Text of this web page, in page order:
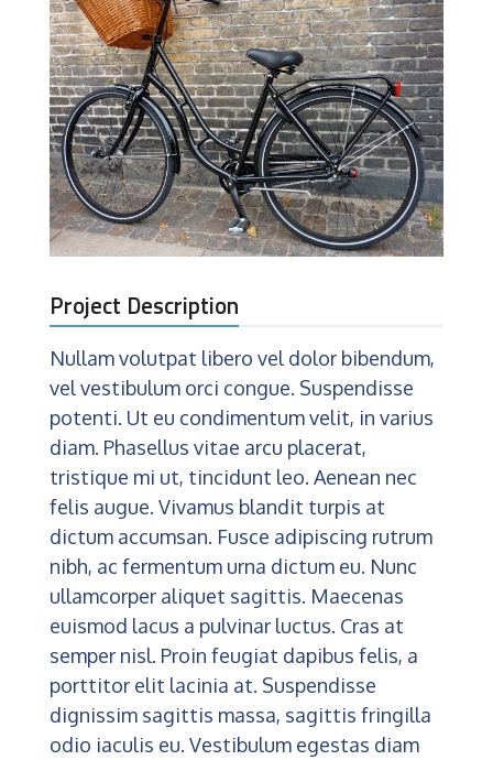
Project Description
Nullam volutpat libero vel dolor bibendum,
vel vestibulum orci congue. Suspendisse
potenti. Ut eu condimentum velit, in varius
diam. Phasellus vitae arcu placerat,
tristique mi ut, tincidunt leo. Aenean nec
felis augue. Vivamus blandit turpis at
dictum accumsan. Fusce adipiscing rutrum
nibh, ac fermentum urna dictum eu. Nunc
ullamcorper aliquet sagittis. Maecenas
euismod lacus a pulvinar luctus. Cras at
semper nisl. Proin feugiat dapibus felis, a
porttitor elit lacinia at. Suspendisse
dignissim sagittis massa, sagittis fringilla
odio iaculis eu. Vestibulum egestas diam